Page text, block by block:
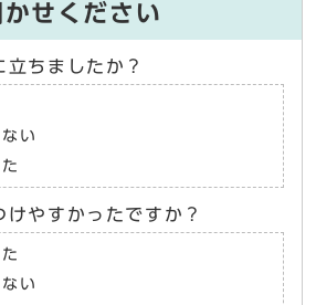
せください
立ちましたか？
い
けやすかったですか？
い